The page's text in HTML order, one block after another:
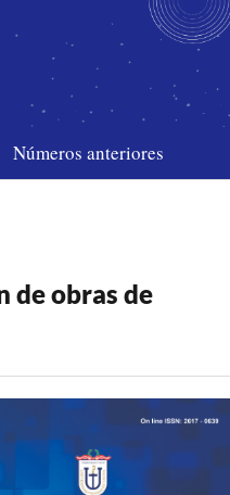
Números anteriores
de obras de